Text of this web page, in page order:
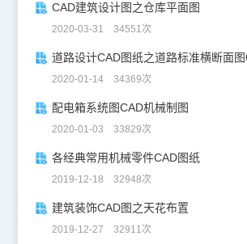
CAD建筑设计图之仓库平面图
2020-03-31 34551次
2020-01-14 34369次
配电箱系统图CAD机械制图
2020-01-03 33829次
各经典常用机械零件CAD图纸
2019-12-18 32948次
建筑装饰CAD图之天花布置
2019-12-27 32911次